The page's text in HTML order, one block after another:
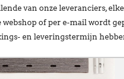
van onze leveranciers,
webshop of per e-mailwordt
en leveringstermijn
alles in het werk om deze